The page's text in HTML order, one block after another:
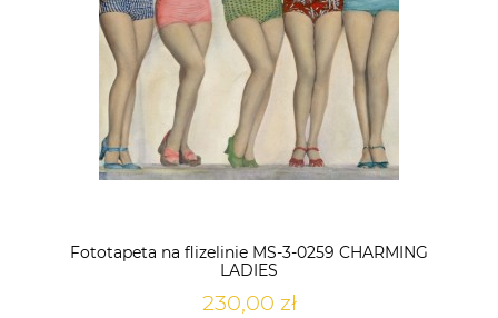
Fototapeta na flizelinie MS-3-0259 CHARMING
LADIES
230,00 zł